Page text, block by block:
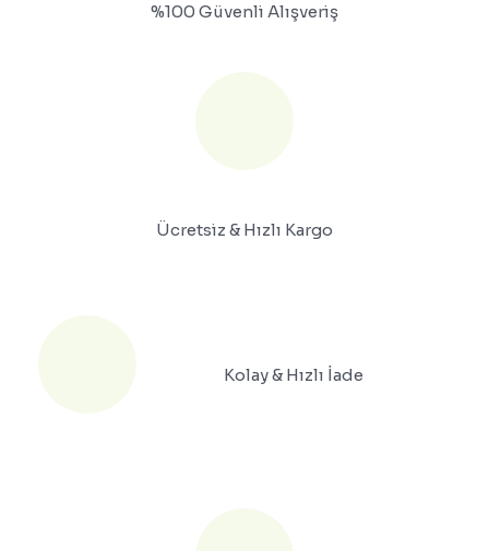
%100 Güvenli Alışveriş
Ücretsiz & Hızlı Kargo
Kolay & Hızlı İade